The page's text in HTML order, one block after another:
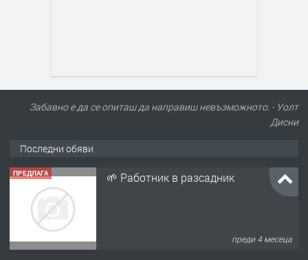
Забавно е да се опиташ да направиш невъзможното. - Уолт
Дисни
Последни обяви
ПРЕДЛАГА 🌱 Работник в разсадник
преди 4 месеца